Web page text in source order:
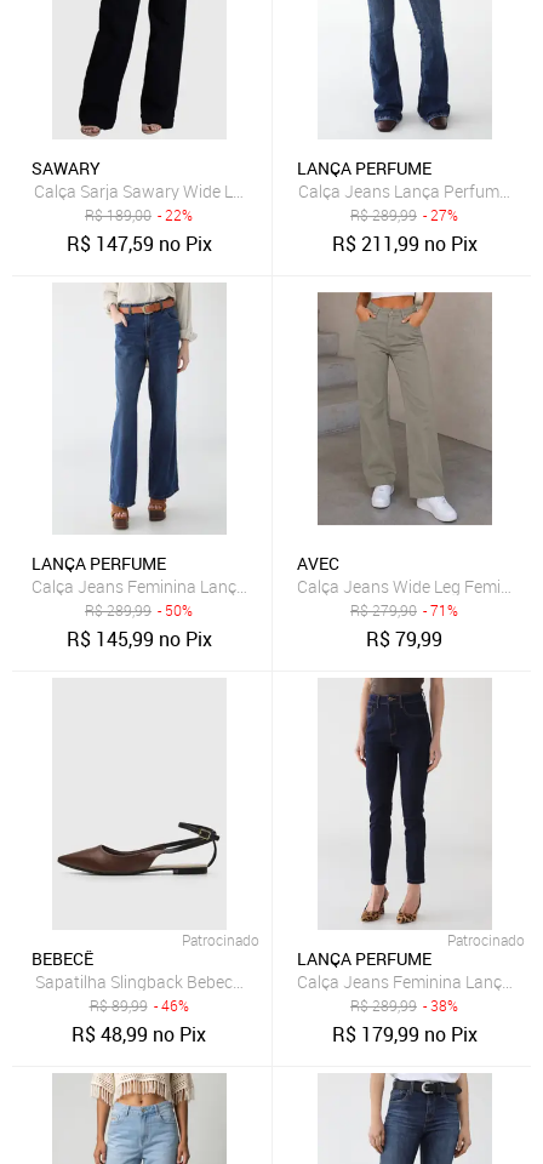
SAWARY
Calça Sarja Sawary Wide Leg Lisa Preta
R$189,00 - 22%
R$ 147,59 no Pix
LANÇA PERFUME
Calça Jeans Lança Perfume
R$289,99 - 27%
R$211,99 no Pix
LANÇA PERFUME
Calça Jeans Feminina Lança Perfume Full Length High Azul
R$289,99 - 50%
R$ 145,99 no Pix
AVEC
Calça Jeans Wide Leg
R$279,90 - 71%
R$79,99
Patrocinado
BEBECÊ
Sapatilha Slingback Bebecê Lisa Café
R$89,99 - 46%
R$48,99 no Pix
Patrocinado
LANÇA PERFUME
Calça Jeans Feminina Lança
R$289,99 - 38%
R$ 179,99 no Pix